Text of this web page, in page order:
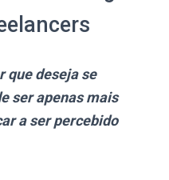
que deseja se
ser apenas mais
a ser percebido